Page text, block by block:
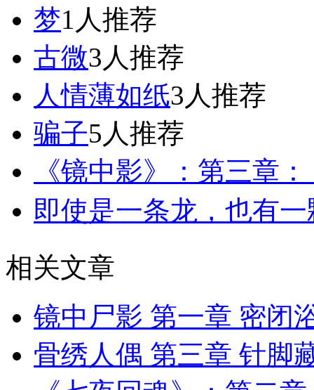
梦1人推荐
古微3人推荐
人情薄如纸3人推荐
骗子5人推荐
《镜中影》：第三章
即使是一条龙，也有
相关文章
镜中尸影 第一章 密闭
骨绣人偶 第三章 针脚